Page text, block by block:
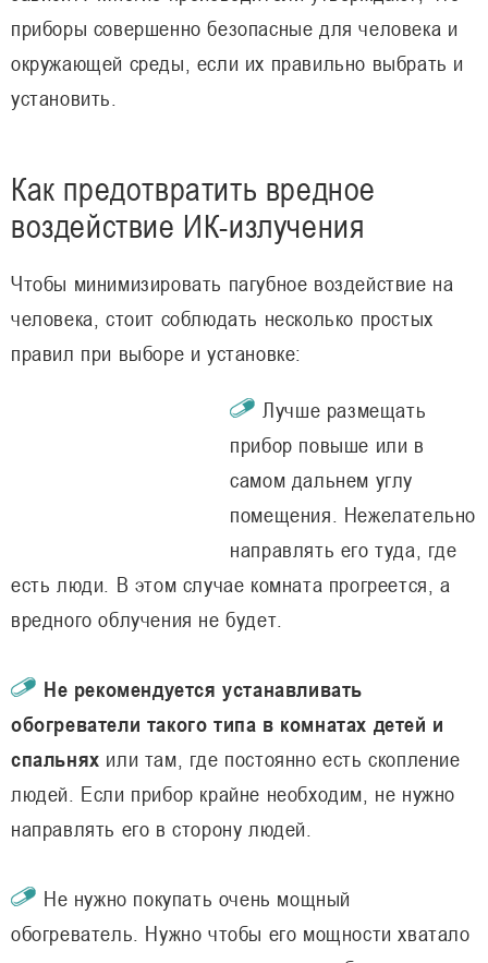
приборы совершенно безопасные для человека и
окружающей среды, если их правильно выбрать и
установить.
Как предотвратить вредное
воздействие ИК-излучения
Чтобы минимизировать пагубное воздействие на
человека, стоит соблюдать несколько простых
правил при выборе и установке:
Лучше размещать
прибор повыше или в
самом дальнем углу
помещения. Нежелательно
направлять его туда, где
есть люди. В этом случае комната прогреется, а
вредного облучения не будет.
Не рекомендуется устанавливать
обогреватели такого типа в комнатах детей и
спальнях или там, где постоянно есть скопление
людей. Если прибор крайне необходим, не нужно
направлять его в сторону людей.
Не нужно покупать очень мощный
обогреватель. Нужно чтобы его мощности хватало